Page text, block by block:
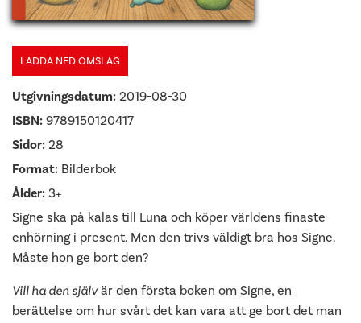
LADDA NED OMSLAG
Utgivningsdatum: 2019-08-30
ISBN: 9789150120417
Sidor: 28
Format: Bilderbok
Ålder: 3+
Signe ska på kalas till Luna och köper världens finaste
enhörning i present. Men den trivs väldigt bra hos Signe.
Måste hon ge bort den?
Vill ha den självär den första boken om Signe, en
berättelse om hur svårt det kan vara att ge bort det man